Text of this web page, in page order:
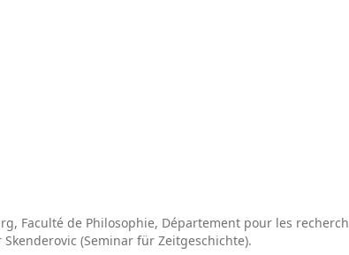
Faculté de Philosophie, Département pour les
(Seminar für Zeitgeschichte).